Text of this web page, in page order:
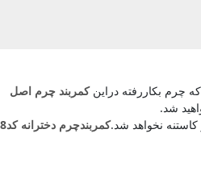
چرم بکاررفته دراینکمربند چرم اصل
شد.
نخواهد شد.کمربندچرم دخترانه کد7018